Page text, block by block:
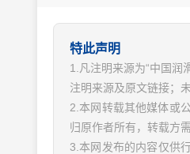
特此声明
1.凡注明来源为“中国润
注明来源及原文链接；
2.本网转载其他媒体或
归原作者所有，转载方
3.本网发布的内容仅供